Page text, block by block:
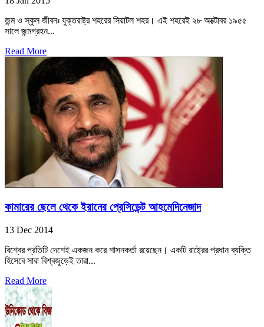
জন্ম ও স্কুল জীবনঃ যুক্তরাষ্ট্র শহরের সিয়াটল শহর। এই শহরেই ২৮ অক্টোবর ১৯৫৫
সালে জন্মগ্রহন...
Read More
কামারের ছেলে থেকে ইরানের প্রেসিডেন্ট আহমেদিনেজাদ
13 Dec 2014
বিশ্বের প্রতিটি দেশেই একজন করে শাসনকর্তা রয়েছেন। একটি রাষ্ট্রের প্রধান ব্যক্তি
হিসেবে সারা বিশ্বজুড়েই তারা...
Read More